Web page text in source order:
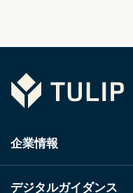
Tulip
企業情報
デジタルガイダンス